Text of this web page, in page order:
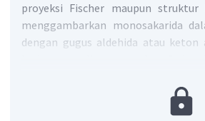
proyeksi Fischer maupun struktur
menggambarkan monosakarida
dengan gugus aldehida atau keton
(siklik). Pada proyeksi Fischer
dan L (levo) yang bergantung pada